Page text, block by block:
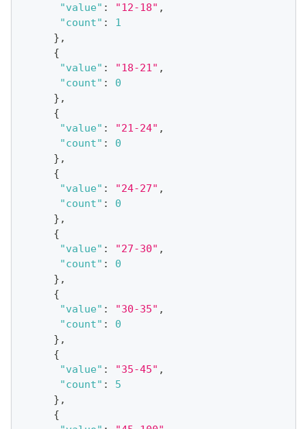
"value" : "12-18" ,
"count" :
1
} ,
{
"value" : "18-21" ,
"count" :
0
} ,
{
"value" : "21-24" ,
"count" :
0
} ,
{
"value" : "24-27" ,
"count" :
0
} ,
{
"value" : "27-30" ,
"count" :
0
} ,
{
"value" : "30-35" ,
"count" :
0
} ,
{
"value" : "35-45" ,
"count" :
5
} ,
{